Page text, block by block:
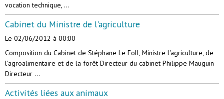
vocation technique, ...
Cabinet du Ministre de l'agriculture
Le 02/06/2012 à 00:00
Composition du Cabinet de Stéphane Le Foll, Ministre l'agriculture, de
l'agroalimentaire et de la forêt Directeur du cabinet Philippe Mauguin
Directeur ...
Activités liées aux animaux